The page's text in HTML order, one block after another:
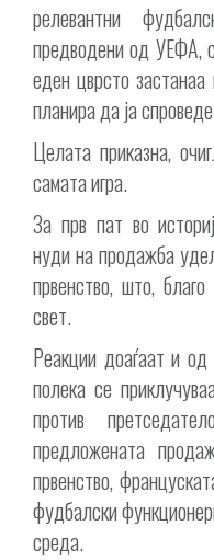
релевантни
предводени од УЕФА,
еден цврсто
планира да ја
Целата приказна,
самата игра.
За прв пат во
нуди на продажба
првенство, што,
свет.
Реакции доаѓаат и
полека се
против
предложената
првенство,
фудбалски
среда.